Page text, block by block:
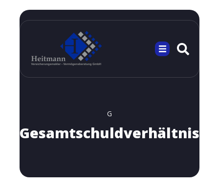
G
Gesamtschuldverhältnis